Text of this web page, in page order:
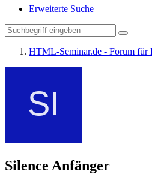
Erweiterte Suche
HTML-Seminar.de - Forum
Silence Anfänger